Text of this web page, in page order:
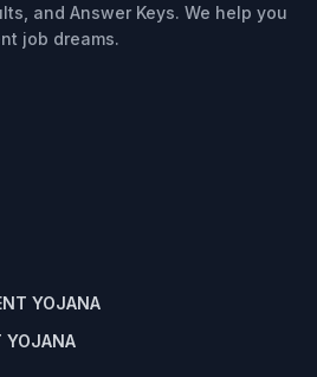
and Answer Keys. We help you
job dreams.
YOJANA
YOJANA